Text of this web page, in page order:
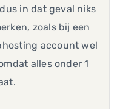
in dat geval niks
zoals bij een
account wel
alles onder 1